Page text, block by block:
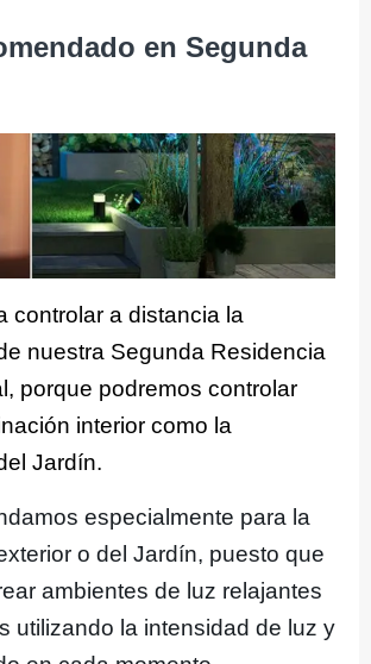
en Segunda
controlar a distancia la
nuestra Segunda Residencia
porque podremos controlar
interior como la
Jardín.
especialmente para la
o del Jardín, puesto que
ambientes de luz relajantes
utilizando la intensidad de luz y